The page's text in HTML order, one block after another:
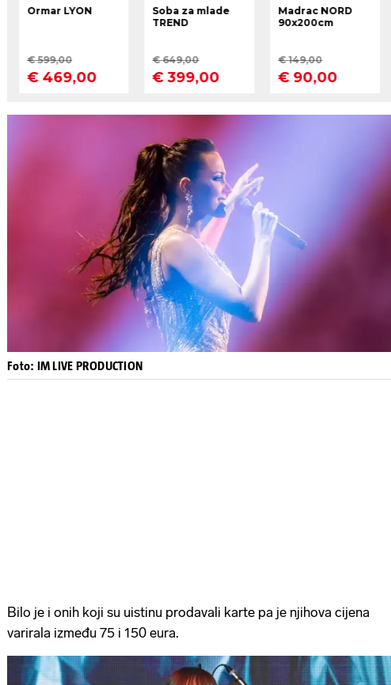
Foto: IM LIVE PRODUCTION
Bilo je i onih koji su uistinu prodavali karte pa je njihova cijena
varirala između 75 i 150 eura.